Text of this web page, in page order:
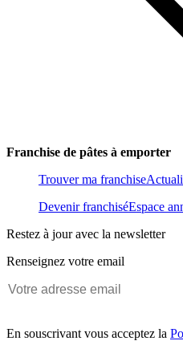
Franchise de pâtes à emporter
Trouver ma franchise
Devenir franchiséEspace
Restez à jour avec la newsletter
Renseignez votre email
En souscrivant vous acceptez la